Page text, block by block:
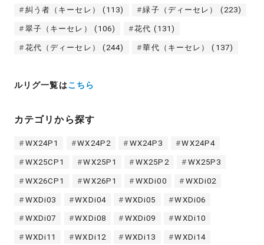
糾う者（キーセレ） (113) 緑子（ディーセレ） (223)
翠子（キーセレ） (106) 花代 (131)
花代（ディーセレ） (244) 華代（キーセレ） (137)
ルリグ一覧はこちら
カテゴリから探す
WX24P1 WX24P2 WX24P3 WX24P4
WX25CP1 WX25P1 WX25P2 WX25P3
WX26CP1 WX26P1 WXDi00 WXDi02
WXDi03 WXDi04 WXDi05 WXDi06
WXDi07 WXDi08 WXDi09 WXDi10
WXDi11 WXDi12 WXDi13 WXDi14